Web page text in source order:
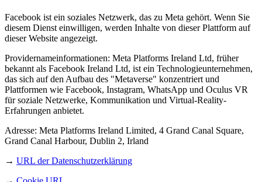
Facebook ist ein soziales Netzwerk, das zu Meta gehört. Wenn Sie
diesem Dienst einwilligen, werden Inhalte von dieser Plattform auf
dieser Website angezeigt.
Providernameinformationen: Meta Platforms Ireland Ltd, früher
bekannt als Facebook Ireland Ltd, ist ein Technologieunternehmen,
das sich auf den Aufbau des "Metaverse" konzentriert und
Plattformen wie Facebook, Instagram, WhatsApp und Oculus VR
für soziale Netzwerke, Kommunikation und Virtual-Reality-
Erfahrungen anbietet.
Adresse: Meta Platforms Ireland Limited, 4 Grand Canal Square,
Grand Canal Harbour, Dublin 2, Irland
→ URL der Datenschutzerklärung